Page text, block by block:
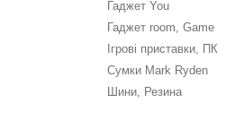
Гаджет You
Гаджет room, Game
Ігрові приставки, ПК
Сумки Mark Ryden
Шини, Резина